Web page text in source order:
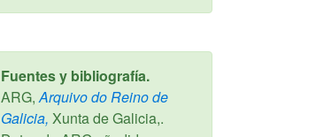
Fuentes y bibliografía.
ARG,Arquivo do Reino de
Galicia, Xunta de Galicia,.